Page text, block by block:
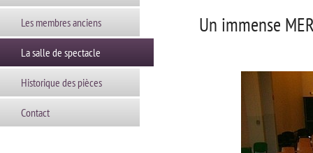
Les membres anciens
La salle de spectacle
Historique des pièces
Contact
Un immense